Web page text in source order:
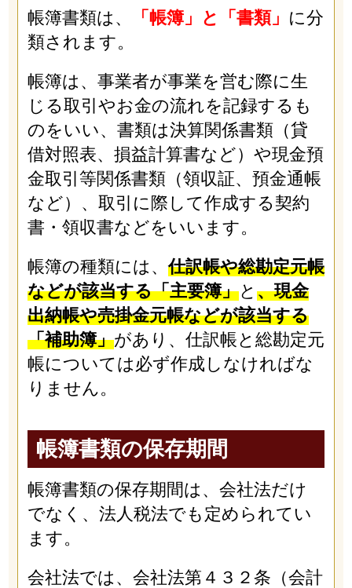
帳簿書類は、 「帳簿」と「書類」 に分
類されます。
帳簿は、事業者が事業を営む際に生
じる取引やお金の流れを記録するも
のをいい、書類は決算関係書類（貸
借対照表、損益計算書など）や現金預
金取引等関係書類（領収証、預金通帳
など）、取引に際して作成する契約
書・領収書などをいいます。
帳簿の種類には、仕訳帳や総勘定元帳
などが該当する「主要簿」と 、現金
出納帳や売掛金元帳などが該当する
「補助簿」があり、仕訳帳と総勘定元
帳については必ず作成しなければな
りません。
帳簿書類の保存期間
帳簿書類の保存期間は、会社法だけ
でなく、法人税法でも定められてい
ます。
会社法では、会社法第４３２条（会計